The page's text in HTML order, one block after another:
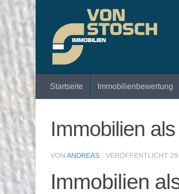
Zum Inhalt springen
Startseite Immobilienbewertung
Immobilien
VON ANDREAS · VERÖFFENTLICHT
Immobilien